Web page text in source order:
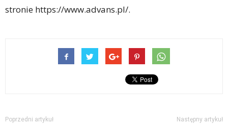
stronie https://www.advans.pl/.
Poprzedni artykuł Następny artykuł